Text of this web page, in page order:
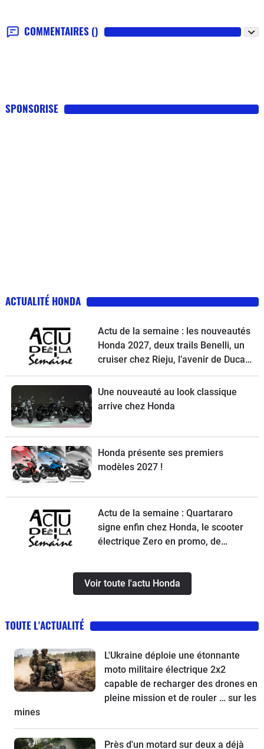
COMMENTAIRES ()
SPONSORISE
ACTUALITÉ HONDA
Actu de la semaine : les nouveautés
Honda 2027, deux trails Benelli, un
cruiser chez Rieju, l’avenir de Ducati
et la Norton Atlas à l’essai
Une nouveauté au look classique
arrive chez Honda
Honda présente ses premiers
modèles 2027 !
Actu de la semaine : Quartararo
signe enfin chez Honda, le scooter
électrique Zero en promo, de
trottinettes, un Chinois ambitieux et
KTM à la relance
Voir toute l'actu Honda
TOUTE L'ACTUALITÉ
L'Ukraine déploie une étonnante
moto militaire électrique 2x2
capable de recharger des drones en
pleine mission et de rouler … sur les
mines
Près d'un motard sur deux a déjà